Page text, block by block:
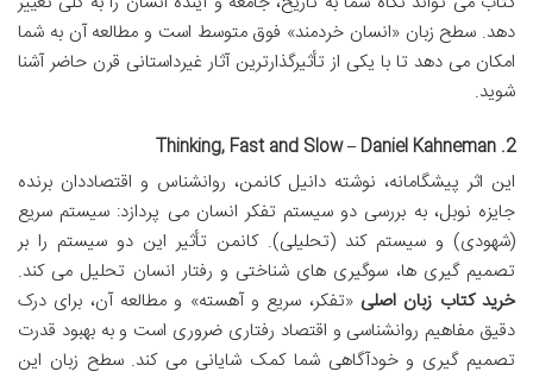
دهد. سطح زبان «انسان خردمند» فوق متوسط است و مطالعه آن به شما
امکان می دهد تا با یکی از تأثیرگذارترین آثار غیرداستانی قرن حاضر آشنا
شوید.
2. Thinking, Fast and Slow – Daniel Kahneman
این اثر پیشگامانه، نوشته دانیل کانمن، روانشناس و اقتصاددان برنده
جایزه نوبل، به بررسی دو سیستم تفکر انسان می پردازد: سیستم سریع
(شهودی) و سیستم کند (تحلیلی). کانمن تأثیر این دو سیستم را بر
تصمیم گیری ها، سوگیری های شناختی و رفتار انسان تحلیل می کند.
خرید کتاب زبان اصلی «تفکر، سریع و آهسته» و مطالعه آن، برای درک
دقیق مفاهیم روانشناسی و اقتصاد رفتاری ضروری است و به بهبود قدرت
تصمیم گیری و خودآگاهی شما کمک شایانی می کند. سطح زبان این